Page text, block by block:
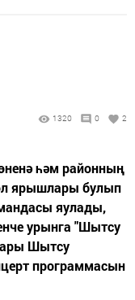
1320 0 2
һәм районның
ярышлары булып
яулады,
урынга "Шытсу
Шытсу
программасын